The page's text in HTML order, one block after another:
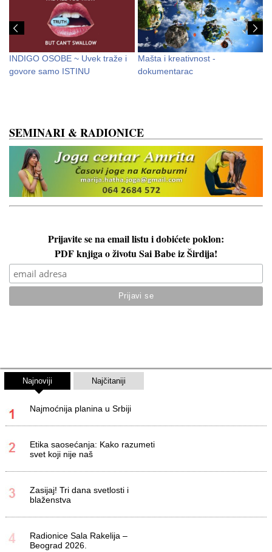
INDIGO OSOBE ~ Uvek traže i
govore samo ISTINU
Mašta i kreativnost -
dokumentarac
SEMINARI & RADIONICE
Prijavite se na email listu i dobićete poklon:
PDF knjiga o životu Sai Babe iz Širdija!
Najnoviji Najčitaniji
Najmoćnija planina u Srbiji
Etika saosećanja: Kako razumeti
svet koji nije naš
Zasijaj! Tri dana svetlosti i
blaženstva
Radionice Sala Rakelija –
Beograd 2026.